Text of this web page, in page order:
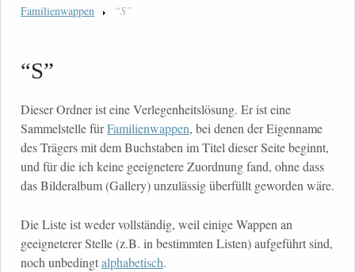
Familienwappen
“S”
“S”
Dieser Ordner ist eine Verlegenheitslösung. Er ist eine
Sammelstelle fürFamilienwappen, bei denen der Eigenname
des Trägers mit dem Buchstaben im Titel dieser Seite beginnt,
und für die ich keine geeignetere Zuordnung fand, ohne dass
das Bilderalbum (Gallery) unzulässig überfüllt geworden wäre.
Die Liste ist weder vollständig, weil einige Wappen an
geeigneterer Stelle (z.B. in bestimmten Listen) aufgeführt sind,
noch unbedingtalphabetisch.